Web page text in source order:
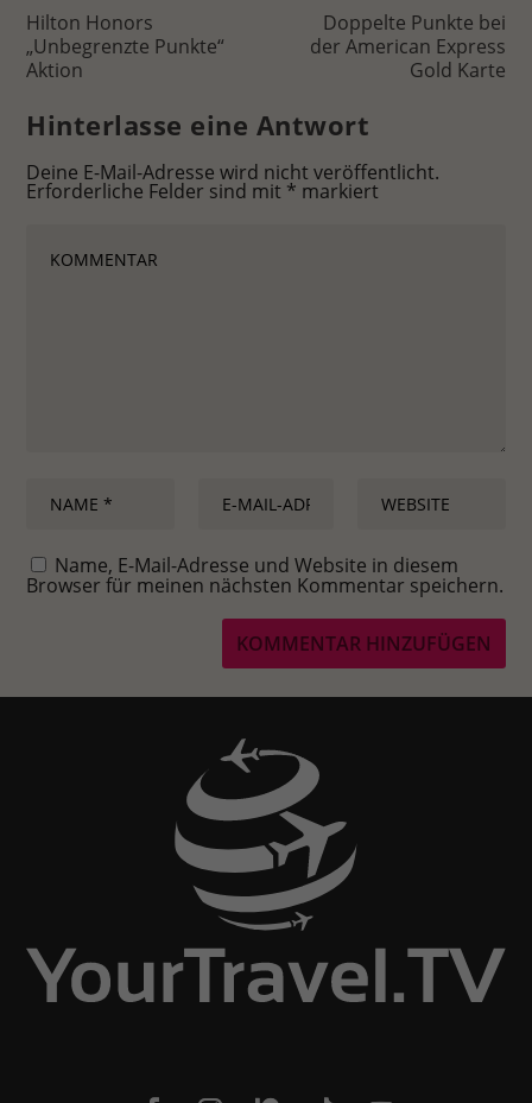
Hilton Honors
„Unbegrenzte Punkte“
Aktion
Doppelte Punkte bei
der American Express
Gold Karte
Hinterlasse eine Antwort
Deine E-Mail-Adresse wird nicht veröffentlicht.
Erforderliche Felder sind mit * markiert
Name, E-Mail-Adresse und Website in diesem
Browser für meinen nächsten Kommentar speichern.